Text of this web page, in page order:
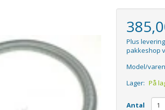
Plus
pakkeshop
Model/
Lager: På
Antal